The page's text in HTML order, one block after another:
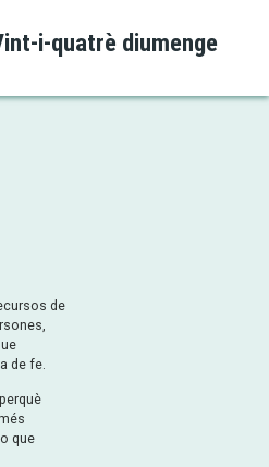
i-quatrè diumenge
de
de fe.
que